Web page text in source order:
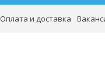
Оплата и доставка